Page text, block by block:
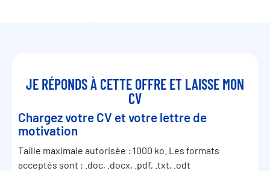
JE RÉPONDS À CETTE OFFRE ET LAISSE MON
CV
Chargez votre CV et votre lettre de
motivation
Taille maximale autorisée : 1000 ko. Les formats
acceptés sont : .doc, .docx, .pdf, .txt, .odt